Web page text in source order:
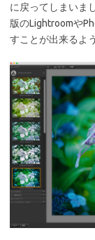
に戻ってしまいま
版のLightroomや
すことが出来るよ